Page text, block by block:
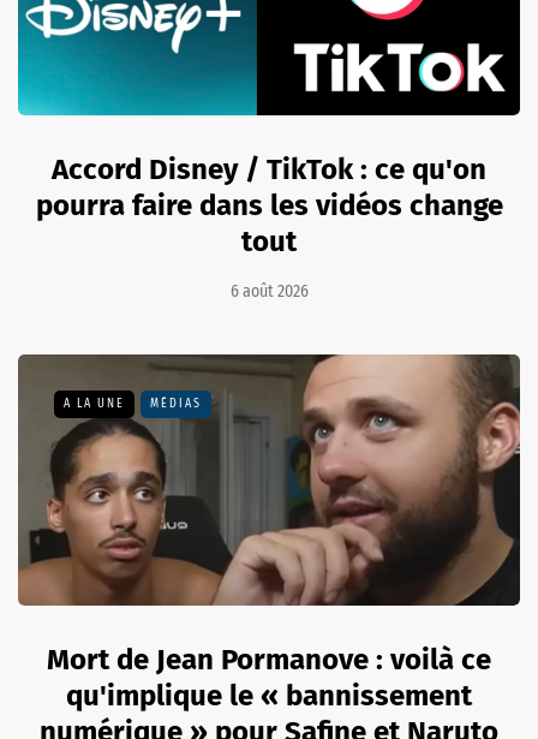
Accord Disney / TikTok : ce qu'on
pourra faire dans les vidéos change
tout
6 août 2026
A LA UNE MÉDIAS
Mort de Jean Pormanove : voilà ce
qu'implique le « bannissement
numérique » pour Safine et Naruto